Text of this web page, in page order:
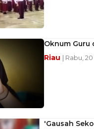
Oknum Guru
Riau | Rabu,
'Gausah